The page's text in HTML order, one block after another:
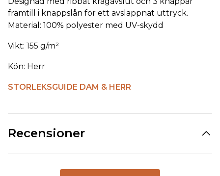
framtill i knappslån för ett avslappnat uttryck.
Material: 100% polyester med UV-skydd
Vikt: 155 g/m²
Kön: Herr
STORLEKSGUIDE DAM & HERR
Recensioner